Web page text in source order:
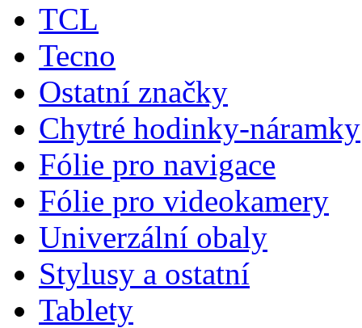
TCL
Tecno
Ostatní značky
Chytré hodinky-náramky
Fólie pro navigace
Fólie pro videokamery
Univerzální obaly
Stylusy a ostatní
Tablety